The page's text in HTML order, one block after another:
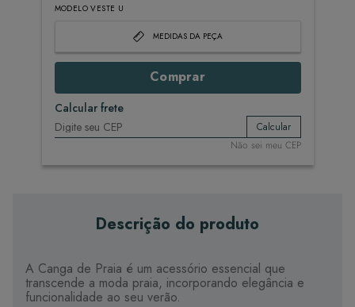
MODELO VESTE U
MEDIDAS DA PEÇA
Comprar
Calcular frete
Calcular
Não sei meu CEP
Descrição do produto
A Canga de Praia é um acessório essencial que
transcende a moda praia, incorporando elegância e
funcionalidade ao seu verão.